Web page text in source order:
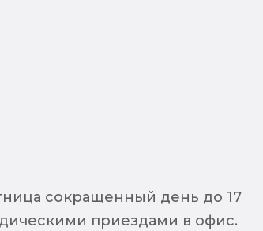
сокращенный день до 17
приездами в офис.